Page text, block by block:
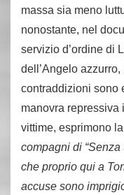
massa sia meno
nonostante, nel
servizio d’ordine di
dell’Angelo
contraddizioni sono
manovra repressiva
vittime, esprimono
compagni di
che proprio qui a
accuse sono